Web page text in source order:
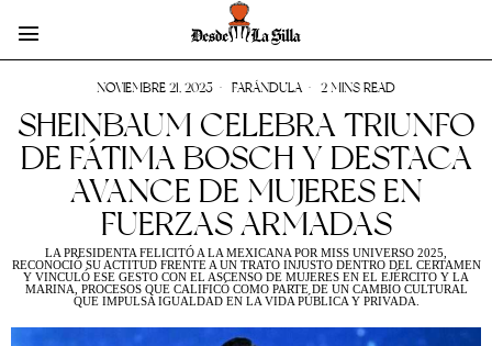
NOVIEMBRE 21, 2025 FARÁNDULA 2 MINS READ
SHEINBAUM CELEBRA TRIUNFO
DE FÁTIMA BOSCH Y DESTACA
AVANCE DE MUJERES EN
FUERZAS ARMADAS
LA PRESIDENTA FELICITÓ A LA MEXICANA POR MISS UNIVERSO 2025,
RECONOCIÓ SU ACTITUD FRENTE A UN TRATO INJUSTO DENTRO DEL CERTAMEN
Y VINCULÓ ESE GESTO CON EL ASCENSO DE MUJERES EN EL EJÉRCITO Y LA
MARINA, PROCESOS QUE CALIFICÓ COMO PARTE DE UN CAMBIO CULTURAL
QUE IMPULSA IGUALDAD EN LA VIDA PÚBLICA Y PRIVADA.